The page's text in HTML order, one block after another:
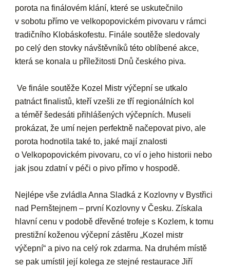
porota na finálovém klání, které se uskutečnilo
v sobotu přímo ve velkopopovickém pivovaru v rámci
tradičního Klobáskofestu. Finále soutěže sledovaly
po celý den stovky návštěvníků této oblíbené akce,
která se konala u příležitosti Dnů českého piva.
Ve finále soutěže Kozel Mistr výčepní se utkalo
patnáct finalistů, kteří vzešli ze tří regionálních kol
a téměř šedesáti přihlášených výčepních. Museli
prokázat, že umí nejen perfektně načepovat pivo, ale
porota hodnotila také to, jaké mají znalosti
o Velkopopovickém pivovaru, co ví o jeho historii nebo
jak jsou zdatní v péči o pivo přímo v hospodě.
Nejlépe vše zvládla Anna Sladká z Kozlovny v Bystřici
nad Pernštejnem – první Kozlovny v Česku. Získala
hlavní cenu v podobě dřevěné trofeje s Kozlem, k tomu
prestižní koženou výčepní zástěru „Kozel mistr
výčepní“ a pivo na celý rok zdarma. Na druhém místě
se pak umístil její kolega ze stejné restaurace Jiří